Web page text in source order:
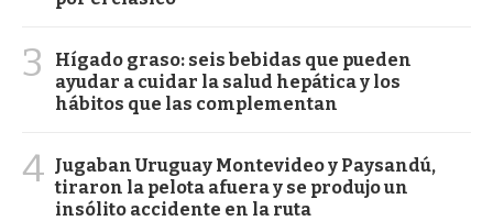
3
Hígado graso: seis bebidas que pueden
ayudar a cuidar la salud hepática y los
hábitos que las complementan
4 Jugaban Uruguay Montevideo y Paysandú,
tiraron la pelota afuera y se produjo un
insólito accidente en la ruta